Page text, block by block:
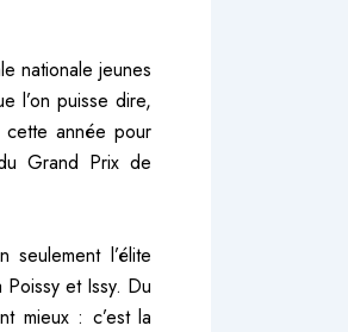
nationale jeunes
l’on puisse dire,
cette année pour
Grand Prix de
l’élite
et Issy. Du
mieux : c’est la